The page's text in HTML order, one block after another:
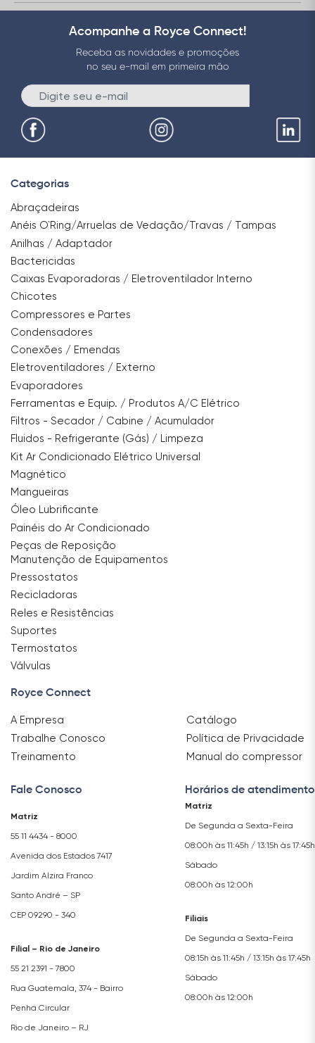
Acompanhe a Royce Connect!
Receba as novidades e promoções
no seu e-mail em primeira mão
Categorias
Abraçadeiras
Anéis O`Ring/Arruelas de Vedação/Travas / Tampas
Anilhas / Adaptador
Bactericidas
Caixas Evaporadoras / Eletroventilador Interno
Chicotes
Compressores e Partes
Condensadores
Conexões / Emendas
Eletroventiladores / Externo
Evaporadores
Ferramentas e Equip. / Produtos A/C Elétrico
Filtros - Secador / Cabine / Acumulador
Fluidos - Refrigerante (Gás) / Limpeza
Kit Ar Condicionado Elétrico Universal
Magnético
Mangueiras
Óleo Lubrificante
Painéis do Ar Condicionado
Peças de Reposição
Manutenção de Equipamentos
Pressostatos
Recicladoras
Reles e Resistências
Suportes
Termostatos
Válvulas
Royce Connect
A Empresa
Trabalhe Conosco
Treinamento
Catálogo
Política de Privacidade
Manual do compressor
Fale Conosco
Matriz
55 11 4434 - 8000
Avenida dos Estados 7417
Jardim Alzira Franco
Santo André – SP
CEP 09290 - 340
Filial – Rio de Janeiro
55 21 2391 - 7800
Rua Guatemala, 374 - Bairro
Penha Circular
Rio de Janeiro – RJ
Horários de atendimento
Matriz
De Segunda a Sexta-Feira
08:00h às 11:45h / 13:15h às 17:45h
Sábado
08:00h às 12:00h
Filiais
De Segunda a Sexta-Feira
08:15h às 11:45h / 13:15h às 17:45h
Sábado
08:00h às 12:00h